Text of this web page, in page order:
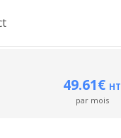
49.61€ HT
par mois